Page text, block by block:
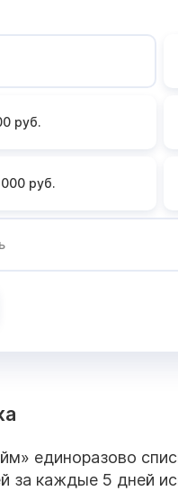
руб.
руб.
единоразово
за каждые 5 дней